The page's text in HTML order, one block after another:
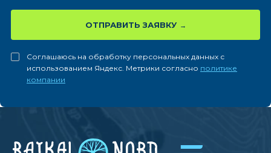
ОТПРАВИТЬ ЗАЯВКУ
Соглашаюсь на обработку персональных данных с
использованием Яндекс. Метрики согласно политике
компании